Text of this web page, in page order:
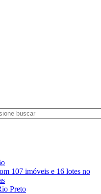
107 imóveis e 16 lotes no
Preto